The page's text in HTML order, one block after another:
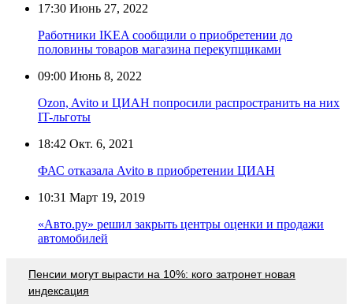
17:30 Июнь 27, 2022
Работники IKEA сообщили о приобретении до
половины товаров магазина перекупщиками
09:00 Июнь 8, 2022
Ozon, Avito и ЦИАН попросили распространить на них
IT-льготы
18:42 Окт. 6, 2021
ФАС отказала Avito в приобретении ЦИАН
10:31 Март 19, 2019
«Авто.ру» решил закрыть центры оценки и продажи
автомобилей
Пенсии могут вырасти на 10%: кого затронет новая
индексация